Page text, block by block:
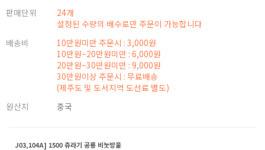
판매단위
24개
설정된 수량의 배수로만 주문이 가능합니다
배송비
10만원미만 주문시 : 3,000원
10만원~20만원미만 : 6,000원
20만원~30만원미만 : 9,000원
30만원이상 주문시 : 무료배송
(제주도 및 도서지역 도선료 별도)
원산지
중국
J03,104A] 1500 쥬라기 공룡 비눗방울